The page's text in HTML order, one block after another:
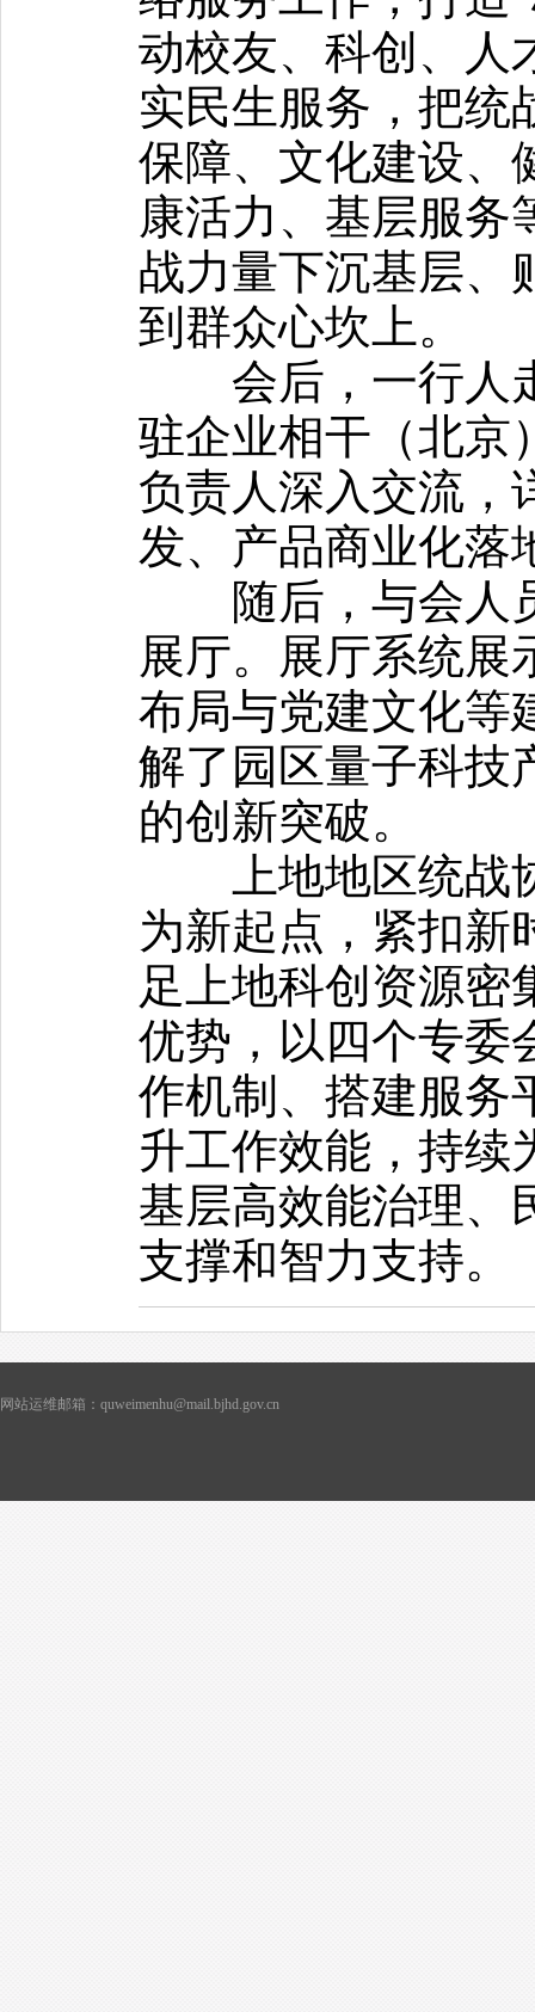
动校友、科创、人
实民生服务，把统
保障、文化建设、
康活力、基层服务
战力量下沉基层、
到群众心坎上。
会后，一行人
驻企业相干（北京
负责人深入交流，
发、产品商业化落
随后，与会人
展厅。展厅系统展
布局与党建文化等
解了园区量子科技
的创新突破。
上地地区统战
为新起点，紧扣新
足上地科创资源密
优势，以四个专委
作机制、搭建服务
升工作效能，持续
基层高效能治理、
支撑和智力支持。
网站运维邮箱：quweimenhu@mail.bjhd.gov.cn